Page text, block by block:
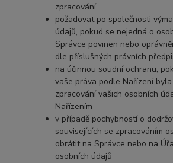
zpracování
požadovat po společnosti
údajů, pokud se nejedná o
Správce povinen nebo
dle příslušných právních
na účinnou soudní ochranu,
vaše práva podle Nařízení
zpracování vašich osobních
Nařízením
v případě pochybností o
souvisejících se zpracováním
obrátit na Správce nebo na
osobních údajů